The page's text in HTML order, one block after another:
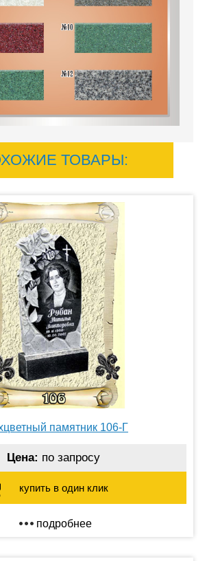
ТОВАРЫ:
памятник 106-Г
Цена: по запросу
купить в один клик
подробнее